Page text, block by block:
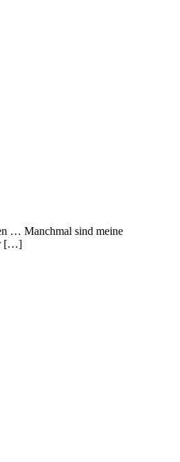
… Manchmal sind meine
[…]